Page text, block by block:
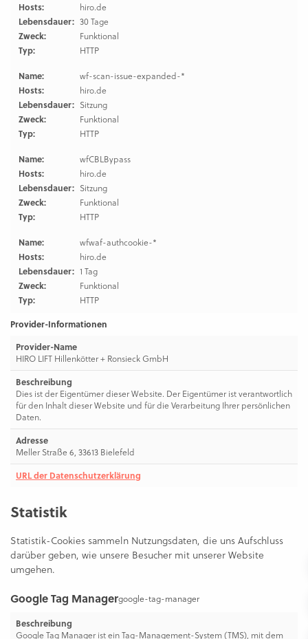
Hosts:
hiro.de
Lebensdauer: 30 Tage
Zweck:
Funktional
Typ:
HTTP
Name:
wf-scan-issue-expanded-*
Hosts:
hiro.de
Lebensdauer: Sitzung
Zweck:
Funktional
Typ:
HTTP
Name:
wfCBLBypass
Hosts:
hiro.de
Lebensdauer: Sitzung
Zweck:
Funktional
Typ:
HTTP
Name:
wfwaf-authcookie-*
Hosts:
hiro.de
Lebensdauer: 1 Tag
Zweck:
Funktional
Typ:
HTTP
Provider-Informationen
Provider-Name
HIRO LIFT Hillenkötter + Ronsieck GmbH
Beschreibung
Dies ist der Eigentümer dieser Website. Der Eigentümer ist verantwortlich
für den Inhalt dieser Website und für die Verarbeitung Ihrer persönlichen
Daten.
Adresse
Meller Straße 6, 33613 Bielefeld
URL der Datenschutzerklärung
Statistik
Statistik-Cookies sammeln Nutzungsdaten, die uns Aufschluss
darüber geben, wie unsere Besucher mit unserer Website
umgehen.
Google Tag Managergoogle-tag-manager
Beschreibung
Google Tag Manager ist ein Tag-Management-System (TMS), mit dem